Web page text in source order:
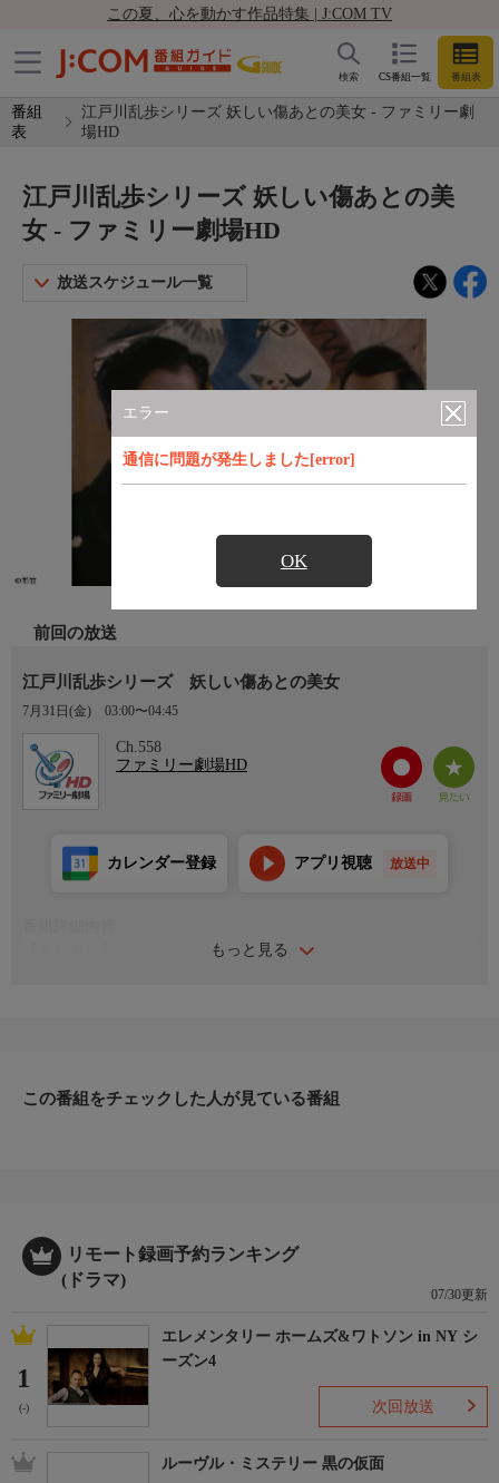
この夏、心を動かす作品特集 | J:COM TV
CS番組一覧 番組表
検索
番組
表
江戸川乱歩シリーズ 妖しい傷あとの美女 - ファミリー劇
場HD
エラー
通信に問題が発生しました[error]
OK
江戸川乱歩シリーズ 妖しい傷あとの美
女 - ファミリー劇場HD
放送スケジュール一覧
前回の放送
江戸川乱歩シリーズ 妖しい傷あとの美女
7月31日(金) 03:00〜04:45
Ch.558
ファミリー劇場HD
もっと見る
カレンダー登録 アプリ視聴 放送中
【スタッフ】
-
【放送・製作】
1985年初放送
-
【視聴制限】
-
この番組をチェックした人が見ている番組
リモート録画予約ランキング
(ドラマ)
07/30更新
1
(-)
エレメンタリー ホームズ&ワトソン in NY シ
ーズン4
次回放送
ルーヴル・ミステリー 黒の仮面